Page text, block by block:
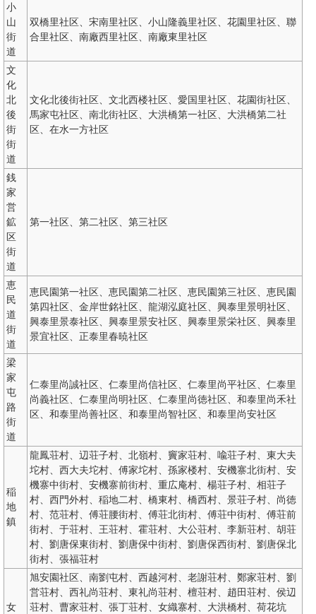
小
山
街
道
双橋里社区、宋南里社区、小山隆義里社区、花園里社区、聯
合里社区、南廠西里社区、南廠東里社区
文
化
北
後
街
街
道
文化北後街社区、文北西楼社区、愛国里社区、花園街社区、
馬家屯社区、南北街社区、大洪橋第一社区、大洪橋第二社
区、在水一方社区
銭
家
営
鉱
区
街
道
第一社区、第二社区、第三社区
恵
民
道
街
道
恵民園第一社区、恵民園第二社区、恵民園第三社区、恵民園
第四社区、金岸世銘社区、龍湖泓庭社区、興泰里景明社区、
興泰里景泰社区、興泰里景安社区、興泰里景栄社区、興泰里
景宜社区、正泰里春暁社区
梁
家
屯
路
街
道
仁泰里尚誠社区、仁泰里尚信社区、仁泰里尚平社区、仁泰里
尚義社区、仁泰里尚明社区、仁泰里尚徳社区、和泰里尚禾社
区、和泰里尚善社区、和泰里尚智社区、和泰里尚安社区
稲
地
鎮
龍鳳荘村、辺荘子村、北嶺村、竇家荘村、喩荘子村、東大夫
坨村、西大夫坨村、傅家坨村、孫家楼村、安機寨北街村、安
機寨中街村、安機寨前街村、重広庵村、楊荘子村、相荘子
村、西門外村、稲地二村、橋東村、橋西村、景荘子村、尚徳
村、范荘村、傅荘腰街村、傅荘北街村、傅荘中街村、傅荘前
街村、于荘村、王荘村、霍荘村、大公荘村、李新荘村、胡荘
村、劉唐保東街村、劉唐保中街村、劉唐保西街村、劉唐保北
街村、張福荘村
女
旭安園社区、南劉屯村、西越河村、老謝荘村、鄭家荘村、劉
営荘村、西礼尚荘村、東礼尚荘村、檀荘村、趙田荘村、侯辺
荘村、曹家荘村、張丁荘村、女織寨村、大洪橋村、荷花坑